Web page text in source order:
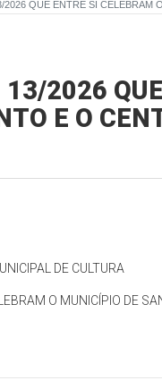
QUE ENTRE SI CELEBRAM
2026
E O
DE CULTURA
O MUNICÍPIO DE